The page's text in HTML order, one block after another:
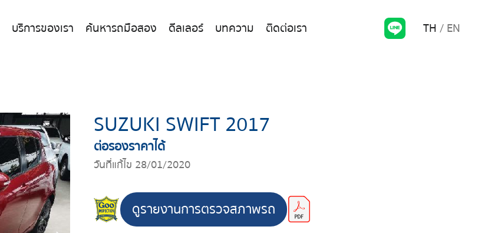
บริการของเรา ค้นหารถมือสอง ดีลเลอร์ บทความ ติดต่อเรา TH EN
SUZUKI SWIFT 2017
ต่อรองราคาได้
วันที่แก้ไข 28/01/2020
ดูรายงานการตรวจสภาพรถ